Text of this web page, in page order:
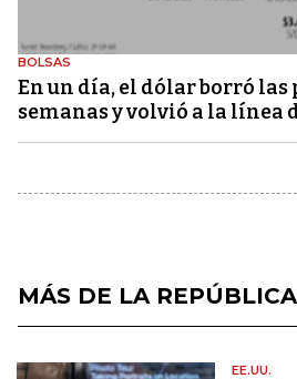
BOLSAS
En un día, el dólar borró las
semanas y volvió a la línea
MÁS DE LA REPÚBLICA
EE.UU.